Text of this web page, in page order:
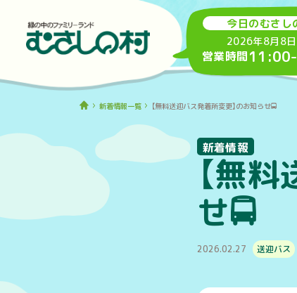
今日のむさし
2026年8月8
営業時間11:00-
新着情報一覧 【無料送迎バス発着所変更】のお知らせ🚍
【無
せ🚍
新着情報
2026.02.27 送迎バス